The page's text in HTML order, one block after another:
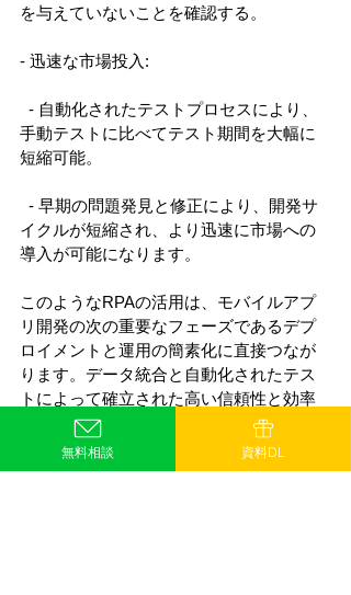
を与えていないことを確認する。
- 迅速な市場投入:
- 自動化されたテストプロセスにより、
手動テストに比べてテスト期間を大幅に
短縮可能。
- 早期の問題発見と修正により、開発サ
イクルが短縮され、より迅速に市場への
導入が可能になります。
このようなRPAの活用は、モバイルアプ
リ開発の次の重要なフェーズであるデプ
ロイメントと運用の簡素化に直接つなが
ります。データ統合と自動化されたテス
トによって確立された高い信頼性と効率
は、アプリの市場導入と継続的な運用を
スムーズに行うための基盤となります。
この流れを維持することで、モバイルア
無料相談 資料DL